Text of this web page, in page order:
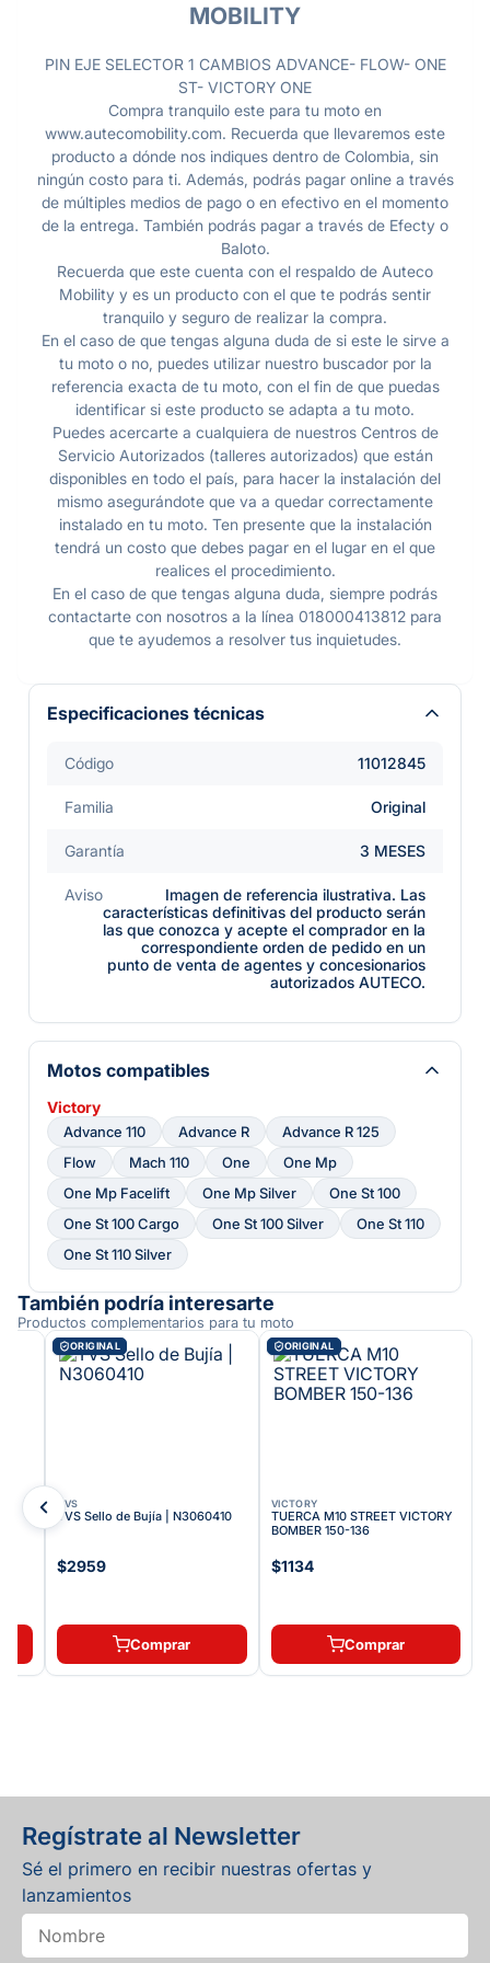
MOBILITY
PIN EJE SELECTOR 1 CAMBIOS ADVANCE- FLOW- ONE
ST- VICTORY ONE
Compra tranquilo este para tu moto en
www.autecomobility.com. Recuerda que llevaremos este
producto a dónde nos indiques dentro de Colombia, sin
ningún costo para ti. Además, podrás pagar online a través
de múltiples medios de pago o en efectivo en el momento
de la entrega. También podrás pagar a través de Efecty o
Baloto.
Recuerda que este cuenta con el respaldo de Auteco
Mobility y es un producto con el que te podrás sentir
tranquilo y seguro de realizar la compra.
En el caso de que tengas alguna duda de si este le sirve a
tu moto o no, puedes utilizar nuestro buscador por la
referencia exacta de tu moto, con el fin de que puedas
identificar si este producto se adapta a tu moto.
Puedes acercarte a cualquiera de nuestros Centros de
Servicio Autorizados (talleres autorizados) que están
disponibles en todo el país, para hacer la instalación del
mismo asegurándote que va a quedar correctamente
instalado en tu moto. Ten presente que la instalación
tendrá un costo que debes pagar en el lugar en el que
realices el procedimiento.
En el caso de que tengas alguna duda, siempre podrás
contactarte con nosotros a la línea 018000413812 para
que te ayudemos a resolver tus inquietudes.
Especificaciones técnicas
Código 11012845
Familia Original
Garantía 3 MESES
Aviso
Imagen de referencia ilustrativa. Las
características definitivas del producto serán
las que conozca y acepte el comprador en la
correspondiente orden de pedido en un
punto de venta de agentes y concesionarios
autorizados AUTECO.
Motos compatibles
Victory
Advance 110 Advance R
Advance R 125
Flow
Mach 110 One
One Mp
One Mp Facelift
One Mp Silver
One St 100
One St 100 Cargo
One St 100 Silver
One St 110
One St 110 Silver
También podría interesarte
Productos complementarios para tu moto
ORIGINAL
TVS
TVS Sello de Bujía | N3060410
$2959
Comprar
ORIGINAL
VICTORY
TUERCA M10 STREET VICTORY
BOMBER 150-136
$1134
Comprar
Regístrate al Newsletter
Sé el primero en recibir nuestras ofertas y
lanzamientos